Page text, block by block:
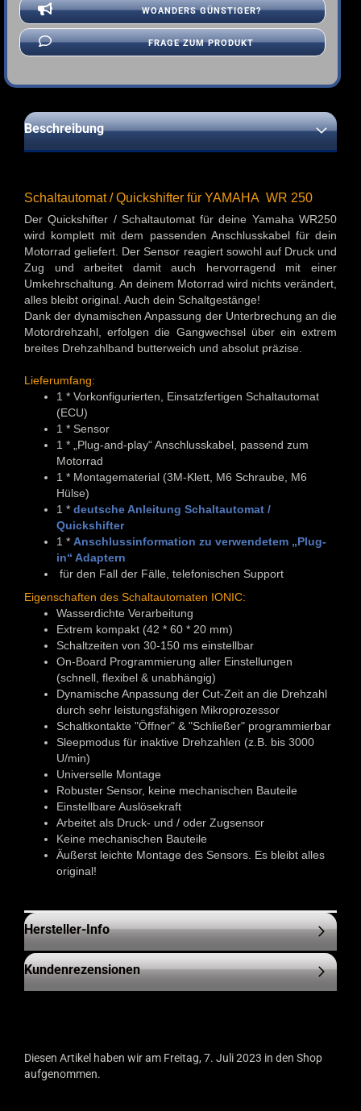
WOANDERS GÜNSTIGER?
FRAGE ZUM PRODUKT
Beschreibung
Schaltautomat / Quickshifter für YAMAHA WR 250
Der Quickshifter / Schaltautomat für deine Yamaha WR250
wird komplett mit dem passenden Anschlusskabel für dein
Motorrad geliefert. Der Sensor reagiert sowohl auf Druck und
Zug und arbeitet damit auch hervorragend mit einer
Umkehrschaltung. An deinem Motorrad wird nichts verändert,
alles bleibt original. Auch dein Schaltgestänge!
Dank der dynamischen Anpassung der Unterbrechung an die
Motordrehzahl, erfolgen die Gangwechsel über ein extrem
breites Drehzahlband butterweich und absolut präzise.
Lieferumfang:
1 * Vorkonfigurierten, Einsatzfertigen Schaltautomat
(ECU)
1 * Sensor
1 * „Plug-and-play“ Anschlusskabel, passend zum
Motorrad
1 * Montagematerial (3M-Klett, M6 Schraube, M6
Hülse)
1 * deutsche Anleitung Schaltautomat /
Quickshifter
1 * Anschlussinformation zu verwendetem „Plug-
in“ Adaptern
für den Fall der Fälle, telefonischen Support
Eigenschaften des Schaltautomaten IONIC:
Wasserdichte Verarbeitung
Extrem kompakt (42 * 60 * 20 mm)
Schaltzeiten von 30-150 ms einstellbar
On-Board Programmierung aller Einstellungen
(schnell, flexibel & unabhängig)
Dynamische Anpassung der Cut-Zeit an die Drehzahl
durch sehr leistungsfähigen Mikroprozessor
Schaltkontakte "Öffner" & "Schließer" programmierbar
Sleepmodus für inaktive Drehzahlen (z.B. bis 3000
U/min)
Universelle Montage
Robuster Sensor, keine mechanischen Bauteile
Einstellbare Auslösekraft
Arbeitet als Druck- und / oder Zugsensor
Keine mechanischen Bauteile
Äußerst leichte Montage des Sensors. Es bleibt alles
original!
Hersteller-Info
Kundenrezensionen
Diesen Artikel haben wir am Freitag, 7. Juli 2023 in den Shop
aufgenommen.